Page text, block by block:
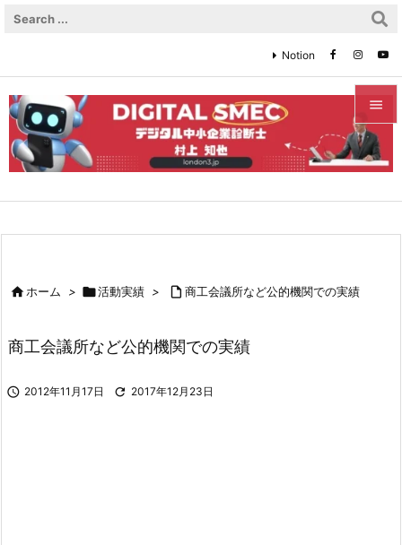


メニュ

Notion
ホーム > 活動実績 >  商工会議所など公的機関での実績
商工会議所など公的機関での実績
 2012年11月17日  2017年12月23日